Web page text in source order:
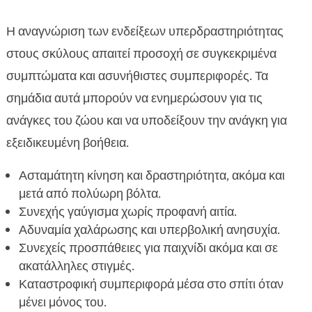
Η αναγνώριση των ενδείξεων υπερδραστηριότητας
στους σκύλους απαιτεί προσοχή σε συγκεκριμένα
συμπτώματα και ασυνήθιστες συμπεριφορές. Τα
σημάδια αυτά μπορούν να ενημερώσουν για τις
ανάγκες του ζώου και να υποδείξουν την ανάγκη για
εξειδικευμένη βοήθεια.
Ασταμάτητη κίνηση και δραστηριότητα, ακόμα και
μετά από πολύωρη βόλτα.
Συνεχής γαύγισμα χωρίς προφανή αιτία.
Αδυναμία χαλάρωσης και υπερβολική ανησυχία.
Συνεχείς προσπάθειες για παιχνίδι ακόμα και σε
ακατάλληλες στιγμές.
Καταστροφική συμπεριφορά μέσα στο σπίτι όταν
μένει μόνος του.